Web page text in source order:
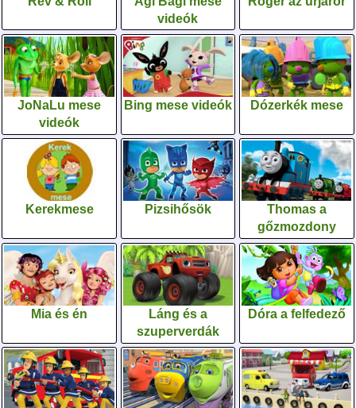
videók
JoNaLu mese
videók
Bing mese videók Dózerkék mese
Kerekmese Pizsihősök
Thomas a
gőzmozdony
Mia és én
Láng és a
szuperverdák
Dóra a felfedező